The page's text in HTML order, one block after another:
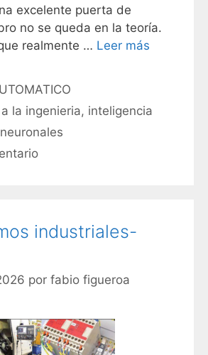
excelente puerta de
no se queda en la teoría.
realmente … Leer más
la ingenieria, inteligencia
industriales-
por fabio figueroa